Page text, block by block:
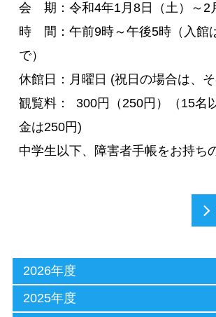
会 期：令和4年1月8日（土）～2
時 間：午前9時～午後5時（入館
で）
休館日：月曜日 (祝日の場合は、
観覧料： 300円（250円）（15名
金は250円)
中学生以下、障害者手帳をお持ち
2026年度
2025年度